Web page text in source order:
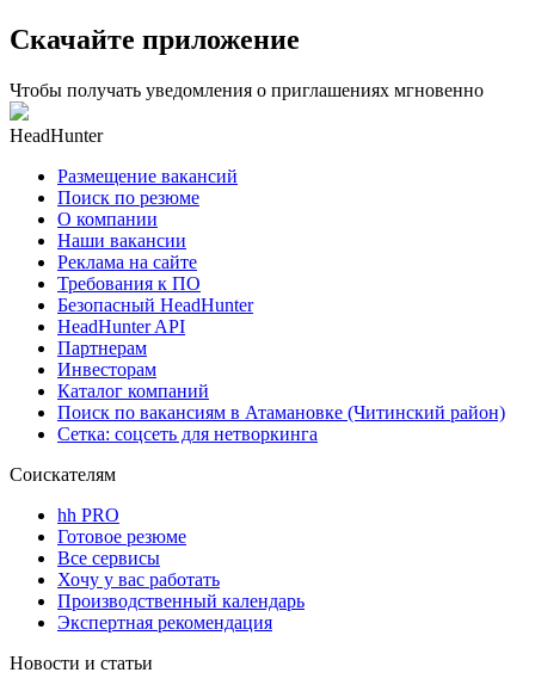
Скачайте приложение
Чтобы получать уведомления о приглашениях мгновенно
HeadHunter
Размещение вакансий
Поиск по резюме
О компании
Наши вакансии
Реклама на сайте
Требования к ПО
Безопасный HeadHunter
HeadHunter API
Партнерам
Инвесторам
Каталог компаний
Поиск по вакансиям в Атамановке (Читинский район)
Сетка: соцсеть для нетворкинга
Соискателям
hh PRO
Готовое резюме
Все сервисы
Хочу у вас работать
Производственный календарь
Экспертная рекомендация
Новости и статьи